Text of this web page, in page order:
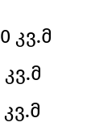
კვ.მ